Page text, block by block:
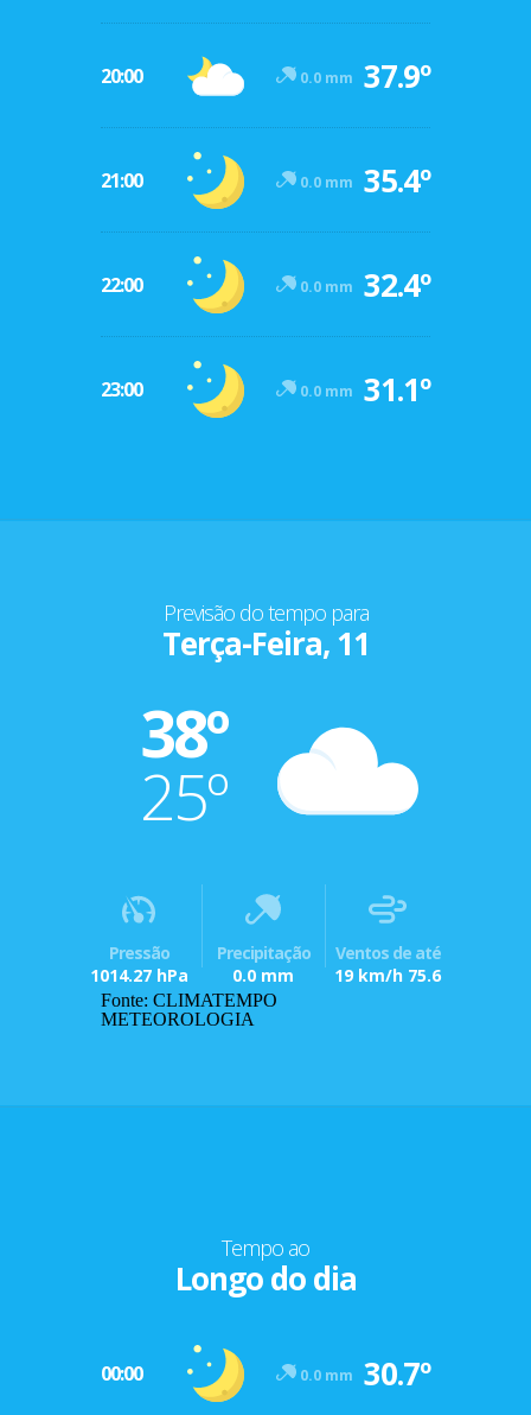
20:00 0.0 mm 37.9º
21:00 0.0 mm 35.4º
22:00 0.0 mm 32.4º
23:00 0.0 mm 31.1º
Previsão do tempo para
Terça-Feira, 11
38º
25º
Pressão
1014.27 hPa
Precipitação
0.0 mm
Ventos de até
19 km/h 75.6
Fonte: CLIMATEMPO
METEOROLOGIA
Tempo ao
Longo do dia
00:00 0.0 mm 30.7º